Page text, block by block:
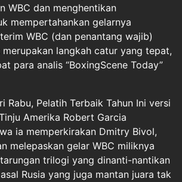
WBC dan menghentikan
mempertahankan gelarnya
WBC (dan penantang wajib)
langkah catur yang tepat,
para analis “BoxingScene Today”
Rabu, Pelatih Terbaik Tahun Ini versi
Amerika Robert Garcia
ia memperkirakan Dmitry Bivol,
melepaskan gelar WBC miliknya
trilogi yang dinanti-nantikan
Rusia yang juga mantan juara tak